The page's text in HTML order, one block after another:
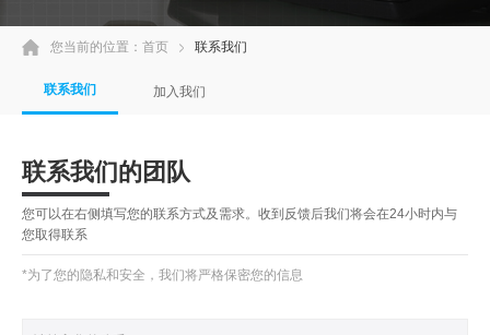
您当前的位置： 首页 联系我们
联系我们 加入我们
联系我们的团队
您可以在右侧填写您的联系方式及需求。收到反馈后我们将会在24小时内与
您取得联系
*为了您的隐私和安全，我们将严格保密您的信息